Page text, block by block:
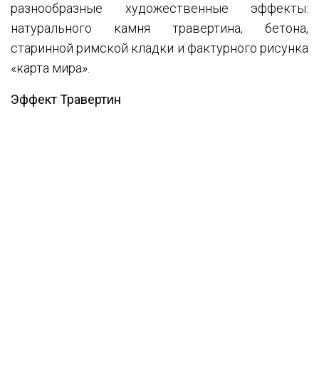
разнообразные художественные эффекты:
натурального камня травертина, бетона,
старинной римской кладки и фактурного рисунка
«карта мира».
Эффект Травертин